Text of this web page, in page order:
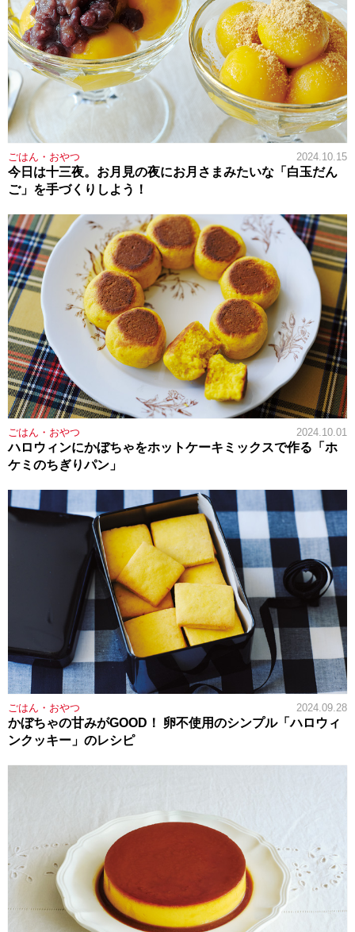
ごはん・おやつ 2024.10.15
今日は十三夜。お月見の夜にお月さまみたいな「白玉だん
ご」を手づくりしよう！
ごはん・おやつ 2024.10.01
ハロウィンにかぼちゃをホットケーキミックスで作る「ホ
ケミのちぎりパン」
ごはん・おやつ 2024.09.28
かぼちゃの甘みがGOOD！ 卵不使用のシンプル「ハロウィ
ンクッキー」のレシピ